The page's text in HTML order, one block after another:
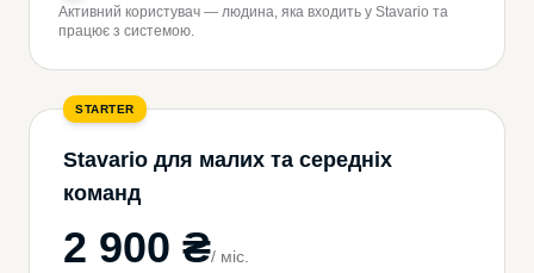
Активний користувач — людина, яка входить у Stavario та
працює з системою.
STARTER
Stavario для малих та середніх
команд
2 900 ₴/ міс.